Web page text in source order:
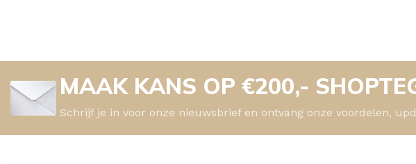
MAAK KANS OP €200,-
Schrijf je in voor onze nieuwsbrief en ontvang onze voordelen,